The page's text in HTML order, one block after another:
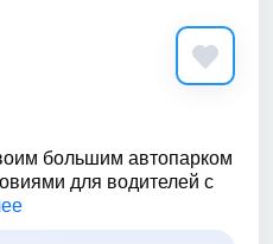
большим автопарком
для водителей с